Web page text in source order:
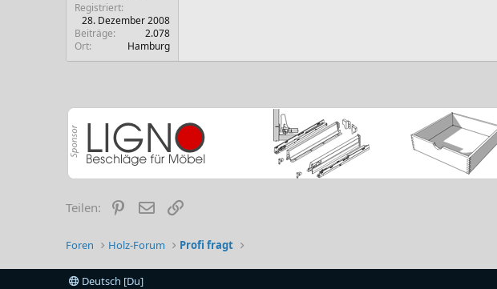
Registriert
28. Dezember 2008
Beiträge
2.078
Ort
Hamburg
Teilen: Pinterest
E-Mail
Foren Holz-Forum Profi fragt
Deutsch [Du]